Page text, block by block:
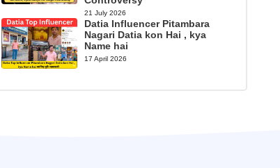
21 July 2026
Datia Influencer Pitambara
Nagari Datia kon Hai , kya
Name hai
17 April 2026